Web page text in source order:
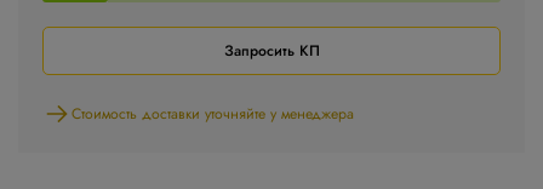
Запросить КП
Стоимость доставки уточняйте у менеджера